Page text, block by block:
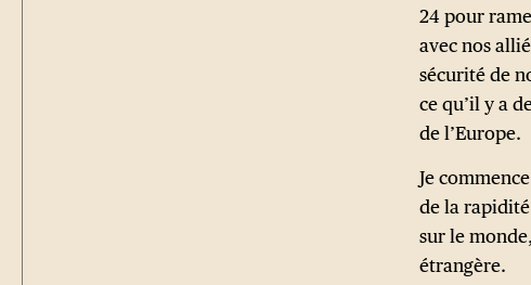
24 pour
avec nos
sécurité de
ce qu’il y a
de l’Europe.
Je
de la
sur le
étrangère.